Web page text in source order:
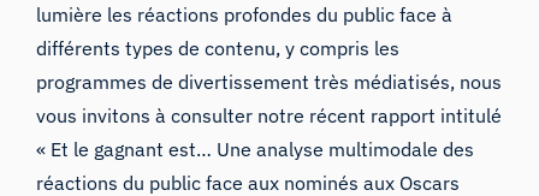
lumière les réactions profondes du public face à
différents types de contenu, y compris les
programmes de divertissement très médiatisés, nous
vous invitons à consulter notre récent rapport intitulé
« Et le gagnant est… Une analyse multimodale des
réactions du public face aux nominés aux Oscars